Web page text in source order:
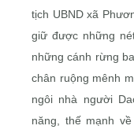
tịch UBND xã
giữ được những
những cánh rừng
chân ruộng mênh
ngôi nhà người
năng, thế mạnh